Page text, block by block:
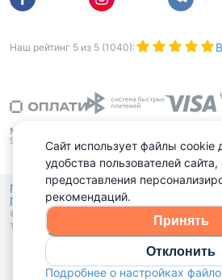
Наш рейтинг 5 из 5 (1040):
Политика конфиденциальности,
Политика обработки файлов куки
© 2015 - 2026, Domovita.by. Копирование
только при наличии активной ссылки.
Сайт использует файлы cookie
удобства пользователей
предоставления
рекомендаций.
Принять
Отклонить
Подробнее о настройках